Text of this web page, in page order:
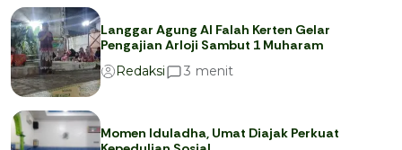
Langgar Agung Al Falah Kerten Gelar
Pengajian Arloji Sambut 1 Muharam
Redaksi
3 menit
Momen Iduladha, Umat Diajak Perkuat